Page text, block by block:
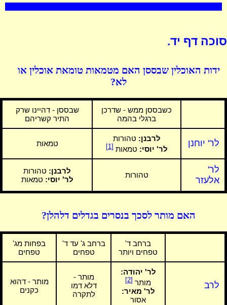
סוכה דף יד.
ידות האוכלין שבססן האם מטמאות טומאת אוכלין או
לא?
כשבססן ממש - שדרכן
ברגלי בהמה
שבססן - דהיינו שרק
התיר קשריהם
לר' יוחנן לרבנן: טהורות
לר' יוסי: טמאות[1] טמאות
לר'
אלעזר
טהורות לרבנן: טהורות
לר' יוסי: טמאות
האם מותר לסכך בנסרים בגדלים דלהלן?
ברחב ד'
טפחים ויותר
ברחב ג' עד ד'
טפחים
בפחות מג'
טפחים
לרב
לר' יהודה:
מותר [2]
לר' מאיר:
אסור
מותר -
דלא דמו
לתקרה
מותר - דהוא
כקנים